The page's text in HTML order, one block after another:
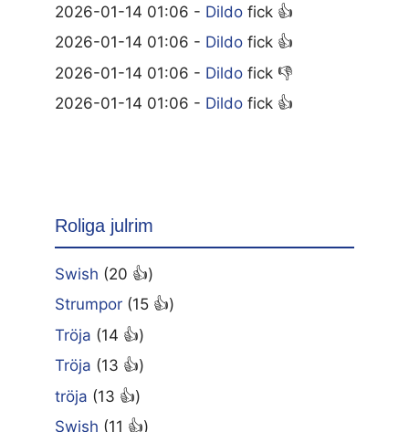
2026-01-14 01:06 - Dildo fick 👍
2026-01-14 01:06 - Dildo fick 👍
2026-01-14 01:06 - Dildo fick 👎
2026-01-14 01:06 - Dildo fick 👍
Roliga julrim
Swish (20 👍)
Strumpor (15 👍)
Tröja (14 👍)
Tröja (13 👍)
tröja (13 👍)
Swish (11 👍)